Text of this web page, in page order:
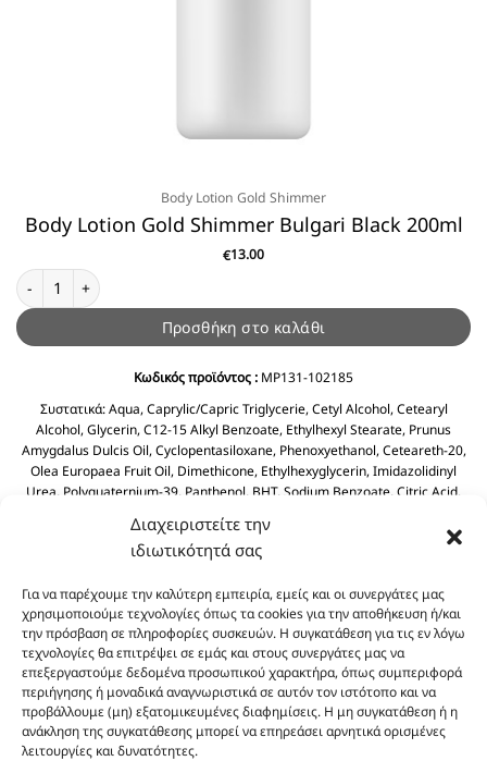
Διαχειριστείτε την
ιδιωτικότητά σας
Για να παρέχουμε την καλύτερη εμπειρία, εμείς και οι συνεργάτες μας
χρησιμοποιούμε τεχνολογίες όπως τα cookies για την αποθήκευση ή/και
την πρόσβαση σε πληροφορίες συσκευών. Η συγκατάθεση για τις εν λόγω
τεχνολογίες θα επιτρέψει σε εμάς και στους συνεργάτες μας να
επεξεργαστούμε δεδομένα προσωπικού χαρακτήρα, όπως συμπεριφορά
περιήγησης ή μοναδικά αναγνωριστικά σε αυτόν τον ιστότοπο και να
προβάλλουμε (μη) εξατομικευμένες διαφημίσεις. Η μη συγκατάθεση ή η
ανάκληση της συγκατάθεσης μπορεί να επηρεάσει αρνητικά ορισμένες
λειτουργίες και δυνατότητες.
Body Lotion Gold Shimmer
Body Lotion Gold Shimmer Bulgari Black 200ml
€13.00
Body Lotion Gold Shimmer Bulgari Black 200ml ποσότητα
Προσθήκη στο καλάθι
Κωδικός προϊόντος : MP131-102185
Συστατικά:Aqua, Caprylic/Capric Triglycerie, Cetyl Alcohol, Cetearyl
Alcohol, Glycerin, C12-15 Alkyl Benzoate, Ethylhexyl Stearate, Prunus
Amygdalus Dulcis Oil, Cyclopentasiloxane, Phenoxyethanol, Ceteareth-20,
Olea Europaea Fruit Oil, Dimethicone, Ethylhexyglycerin, Imidazolidinyl
Urea, Polyquaternium-39, Panthenol, BHT, Sodium Benzoate, Citric Acid.
Οι φωτογραφίες των προϊόντων είναι ενδεικτικές
και δεν είναι προς πώληση το εικονιζόμενο προϊόν.
Σκοπός τους είναι η διευκόλυνση της επιλογής σας.
Σε καμία περίπτωση δεν αντιστοιχούν στα